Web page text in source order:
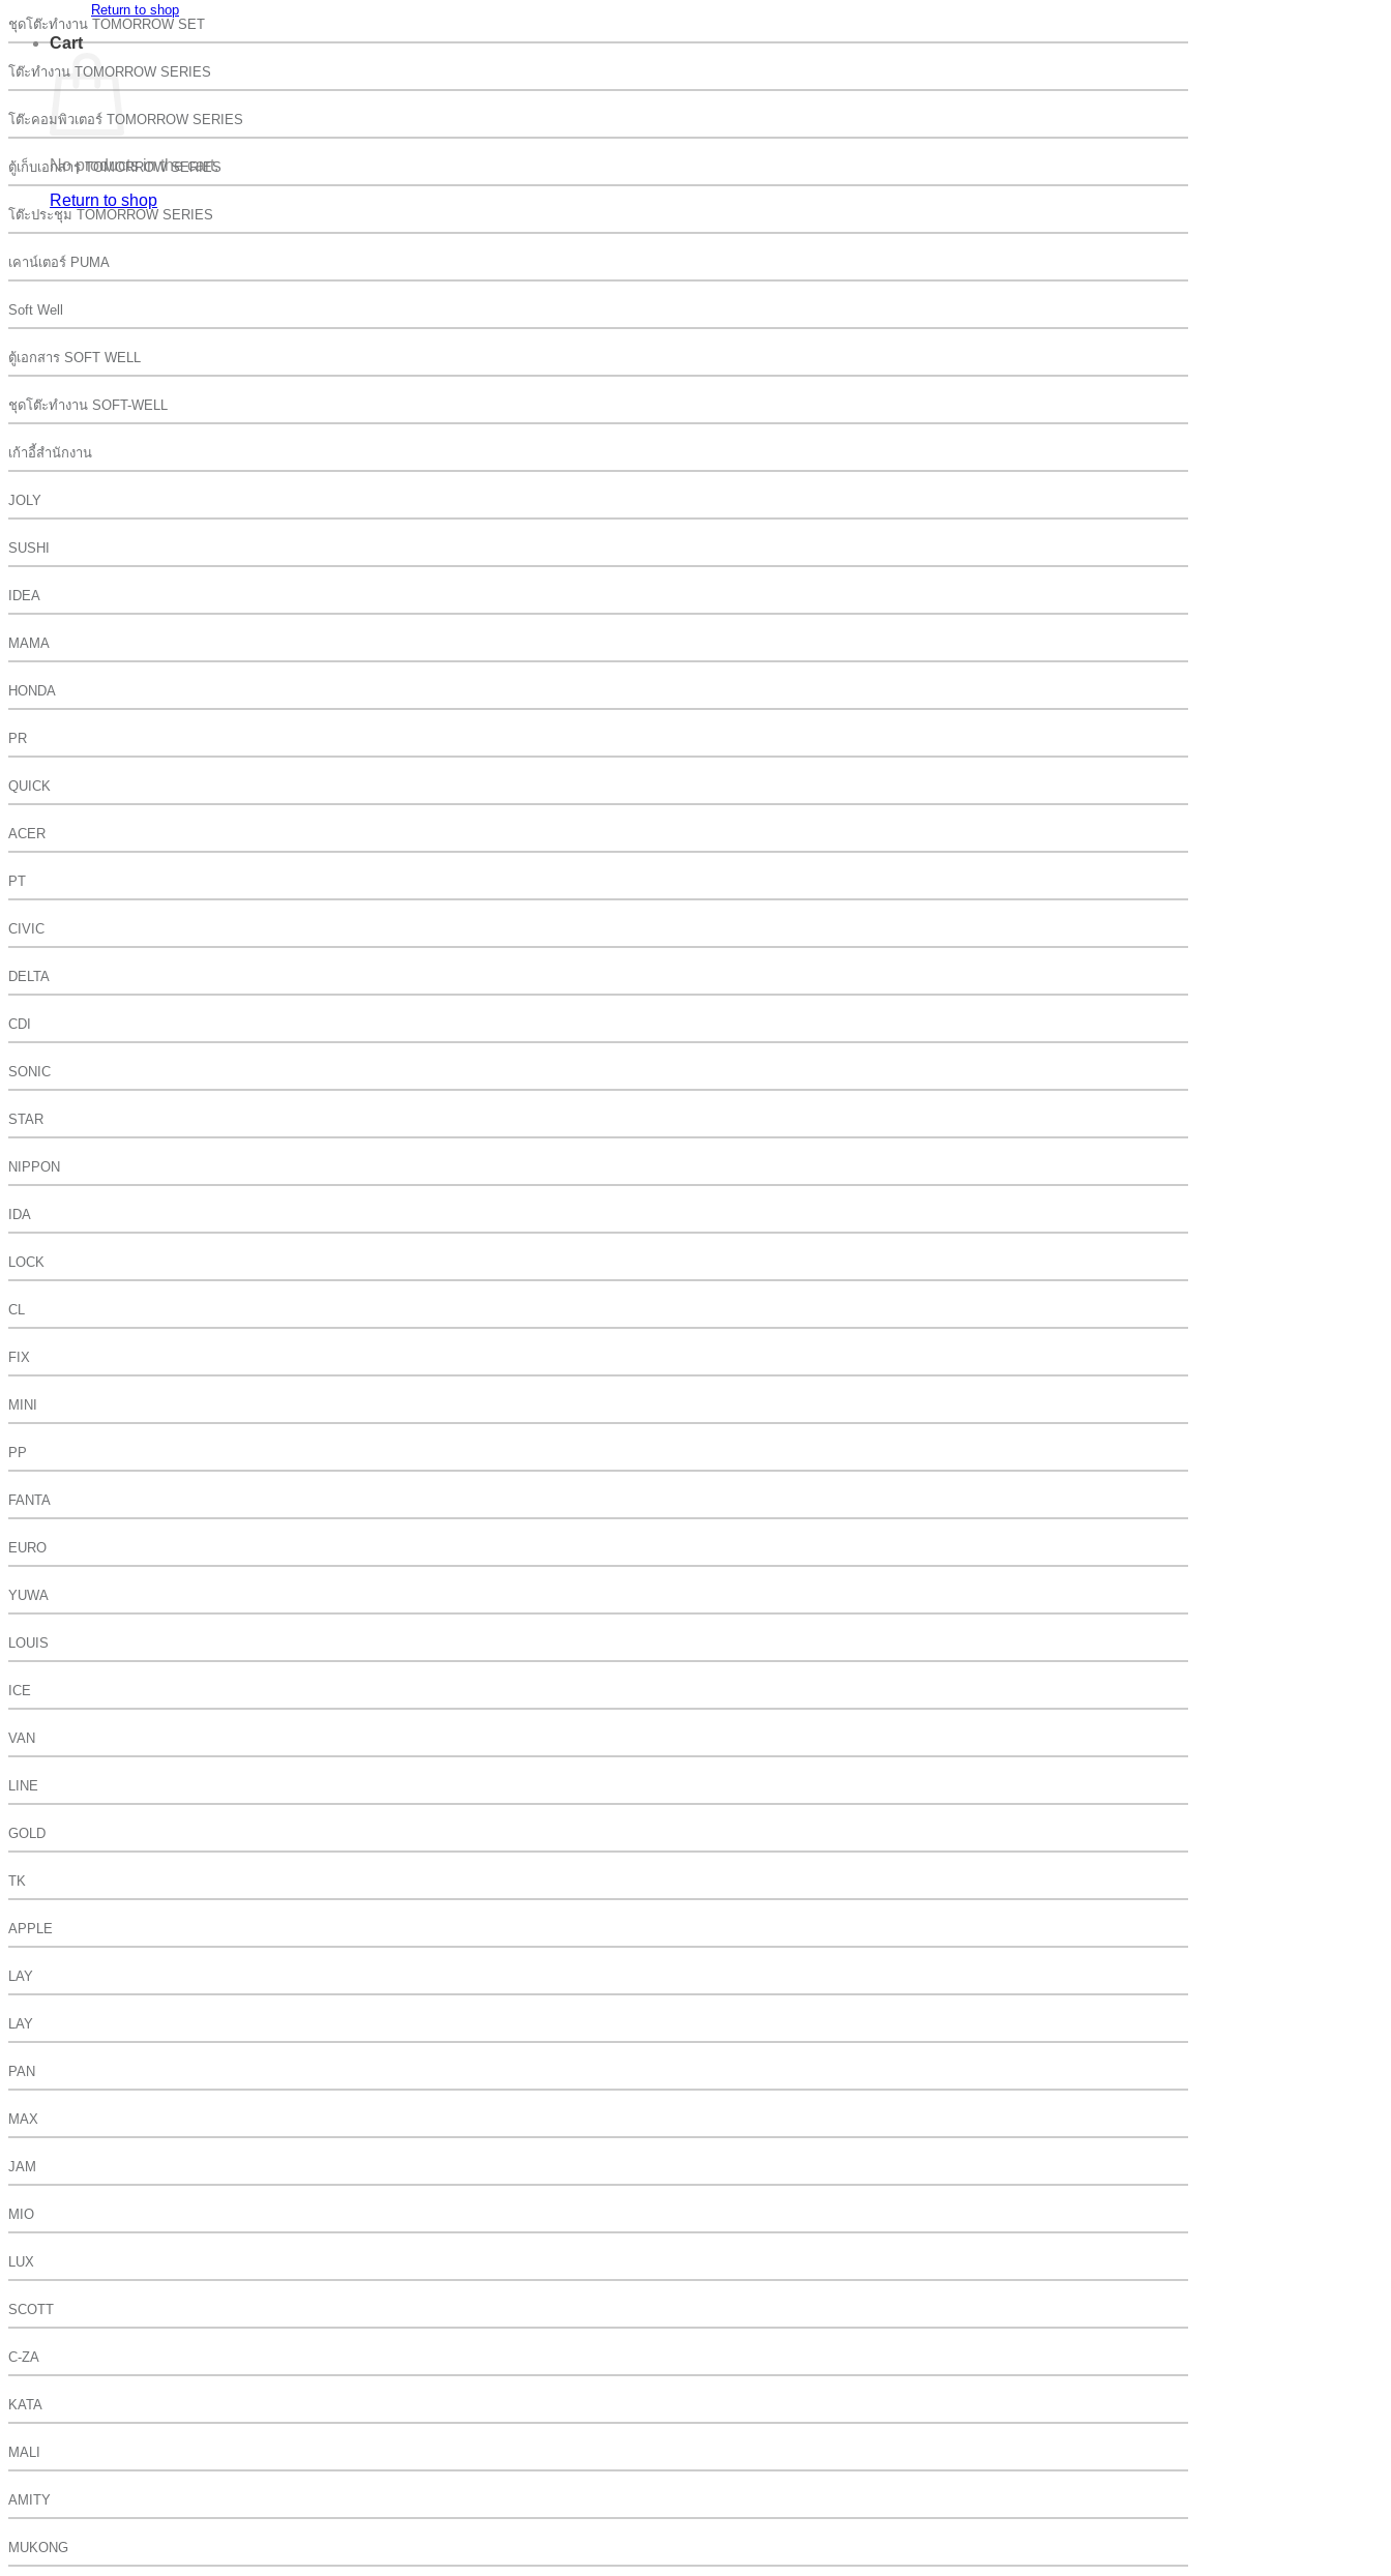
Return to shop
Cart
No products in the cart.
Return to shop
ชุดโต๊ะทำงาน TOMORROW SET
โต๊ะทำงาน TOMORROW SERIES
โต๊ะคอมพิวเตอร์ TOMORROW SERIES
ตู้เก็บเอกสาร TOMORROW SERIES
โต๊ะประชุม TOMORROW SERIES
เคาน์เตอร์ PUMA
Soft Well
ตู้เอกสาร SOFT WELL
ชุดโต๊ะทำงาน SOFT-WELL
เก้าอี้สำนักงาน
JOLY
SUSHI
IDEA
MAMA
HONDA
PR
QUICK
ACER
PT
CIVIC
DELTA
CDI
SONIC
STAR
NIPPON
IDA
LOCK
CL
FIX
MINI
PP
FANTA
EURO
YUWA
LOUIS
ICE
VAN
LINE
GOLD
TK
APPLE
LAY
LAY
PAN
MAX
JAM
MIO
LUX
SCOTT
C-ZA
KATA
MALI
AMITY
MUKONG